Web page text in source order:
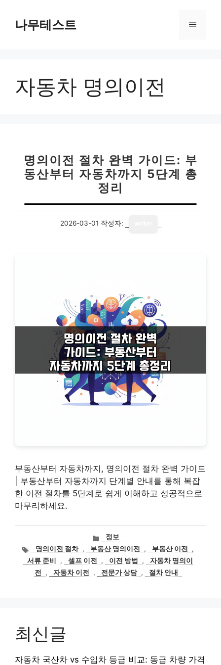
나무테스트 메
자동차 명의이전
명의이전 절차 완벽 가이드: 부
동산부터 자동차까지 5단계 총
정리
2026-03-01 작성자:
부동산부터 자동차까지, 명의이전 절차 완벽 가이드
| 부동산부터 자동차까지 단계별 안내를 통해 복잡
한 이전 절차를 5단계로 쉽게 이해하고 성공적으로
마무리하세요.
카
테
고
리
정보
태
그
명의이전 절차 , 부동산 명의이전 , 부동산 이전
,
서류 준비
, 셀프 이전 , 이전 방법 ,
자동차 명의이
전
, 자동차 이전 , 전문가 상담 , 절차 안내
최신글
자동차 국산차 vs 수입차 등급 비교: 동급 차량 가격